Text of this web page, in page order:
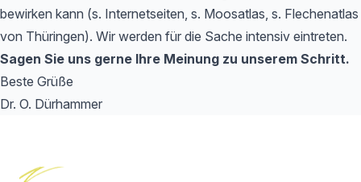
bewirken kann (s. Internetseiten, s. Moosatlas, s. Flechenatlas
von Thüringen). Wir werden für die Sache intensiv eintreten.
Sagen Sie uns gerne Ihre Meinung zu unserem Schritt.
Beste Grüße
Dr. O. Dürhammer